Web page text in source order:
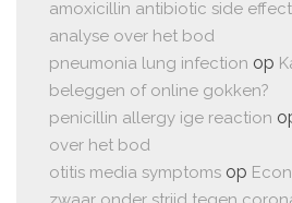
amoxicillin antibiotic side
analyse over het bod
pneumonia lung infection op
beleggen of online gokken?
penicillin allergy ige reaction
over het bod
otitis media symptoms op